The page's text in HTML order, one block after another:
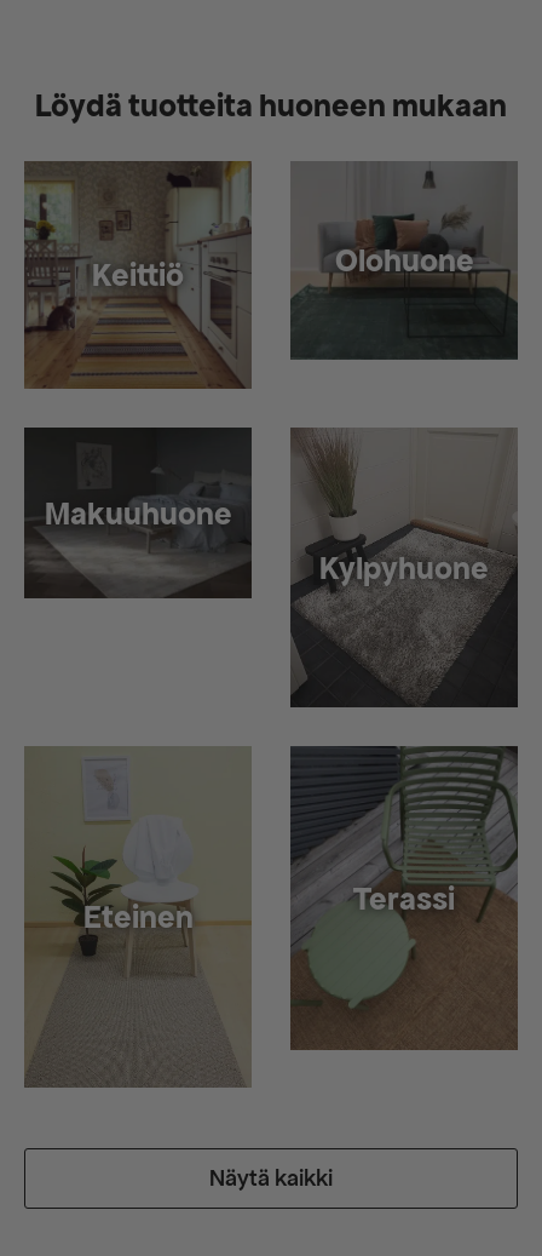
Löydä tuotteita huoneen mukaan
Keittiö Olohuone
Makuuhuone
Kylpyhuone
Eteinen Terassi
Näytä kaikki